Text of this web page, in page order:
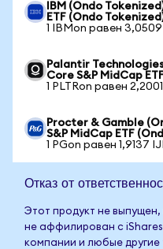
IBM (Ondo
ETF (Ondo
1 IBMon равен
Palantir
Core S&P MidCap
1 PLTRon равен
Procter & Gamble
S&P MidCap ETF
1 PGon равен 1,9137
Отказ от
Этот продукт не
не аффилирован с iShares
компании и любые другие